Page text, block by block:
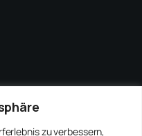
zu verbessern,